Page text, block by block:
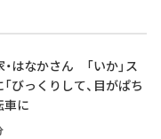
はなかさん 「いか」ス
びっくりして、目がぱち
に